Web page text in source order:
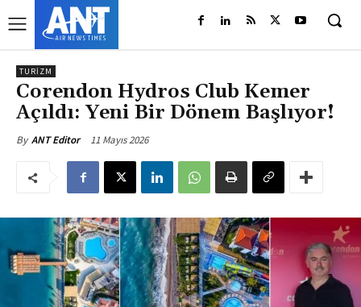
TURIZM
Corendon Hydros Club Kemer
Açıldı: Yeni Bir Dönem Başlıyor!
By ANT Editor 11 Mayıs 2026